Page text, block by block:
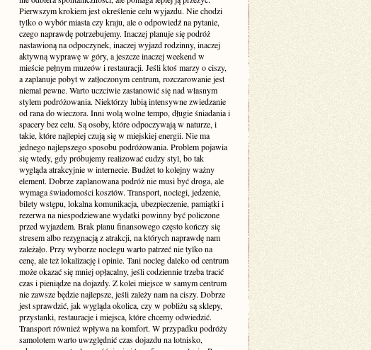
Pierwszym krokiem jest określenie celu wyjazdu. Nie chodzi
tylko o wybór miasta czy kraju, ale o odpowiedź na pytanie,
czego naprawdę potrzebujemy. Inaczej planuje się podróż
nastawioną na odpoczynek, inaczej wyjazd rodzinny, inaczej
aktywną wyprawę w góry, a jeszcze inaczej weekend w
mieście pełnym muzeów i restauracji. Jeśli ktoś marzy o ciszy,
a zaplanuje pobyt w zatłoczonym centrum, rozczarowanie jest
niemal pewne. Warto uczciwie zastanowić się nad własnym
stylem podróżowania. Niektórzy lubią intensywne zwiedzanie
od rana do wieczora. Inni wolą wolne tempo, długie śniadania i
spacery bez celu. Są osoby, które odpoczywają w naturze, i
takie, które najlepiej czują się w miejskiej energii. Nie ma
jednego najlepszego sposobu podróżowania. Problem pojawia
się wtedy, gdy próbujemy realizować cudzy styl, bo tak
wygląda atrakcyjnie w internecie. Budżet to kolejny ważny
element. Dobrze zaplanowana podróż nie musi być droga, ale
wymaga świadomości kosztów. Transport, noclegi, jedzenie,
bilety wstępu, lokalna komunikacja, ubezpieczenie, pamiątki i
rezerwa na niespodziewane wydatki powinny być policzone
przed wyjazdem. Brak planu finansowego często kończy się
stresem albo rezygnacją z atrakcji, na których naprawdę nam
zależało. Przy wyborze noclegu warto patrzeć nie tylko na
cenę, ale też lokalizację i opinie. Tani nocleg daleko od centrum
może okazać się mniej opłacalny, jeśli codziennie trzeba tracić
czas i pieniądze na dojazdy. Z kolei miejsce w samym centrum
nie zawsze będzie najlepsze, jeśli zależy nam na ciszy. Dobrze
jest sprawdzić, jak wygląda okolica, czy w pobliżu są sklepy,
przystanki, restauracje i miejsca, które chcemy odwiedzić.
Transport również wpływa na komfort. W przypadku podróży
samolotem warto uwzględnić czas dojazdu na lotnisko,